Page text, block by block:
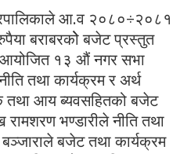
आ.व २०८०÷२०८१
बराबरकोे बजेट प्रस्तुत
आयोजित १३ औं नगर सभा
तथा कार्यक्रम र अर्थ
तथा आय ब्यवसहितको बजेट
भण्डारीले नीति तथा
बजेट तथा कार्यक्रम